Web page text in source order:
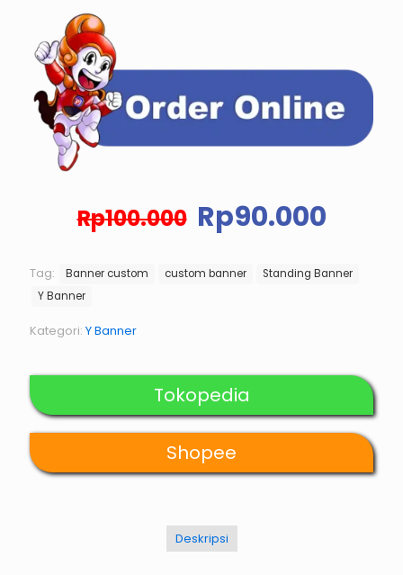
Rp100.000 Harga
aslinya
Rp100.000.
Rp90.000saat
Tag: Banner custom custom banner
Standing Banner
Y Banner
Kategori: Y Banner
Tokopedia
Shopee
Deskripsi